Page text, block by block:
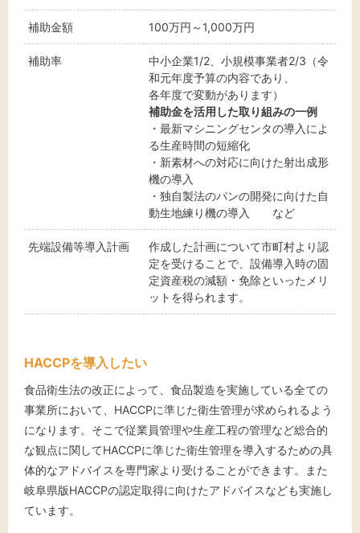
補助金額 100万円～1,000万円
補助率
中小企業1/2、小規模事業者2/3（令
和元年度予算の内容であり、
各年度で変動があります）
補助金を活用した取り組みの一例
・最新マシニングセンタの導入によ
る生産時間の短縮化
・新素材への対応に向けた射出成形
機の導入
・独自製法のパンの開発に向けた自
動生地練り機の導入 など
先端設備等導入計画
作成した計画について市町村より認
定を受けることで、設備導入時の固
定資産税の減額・免除といったメリ
ットを得られます。
HACCPを導入したい
食品衛生法の改正によって、食品製造を実施している全ての
事業所において、HACCPに準じた衛生管理が求められるよう
になります。そこで従業員管理や生産工程の管理など総合的
な観点に関してHACCPに準じた衛生管理を導入するための具
体的なアドバイスを専門家より受けることができます。また
岐阜県版HACCPの認定取得に向けたアドバイスなども実施し
ています。